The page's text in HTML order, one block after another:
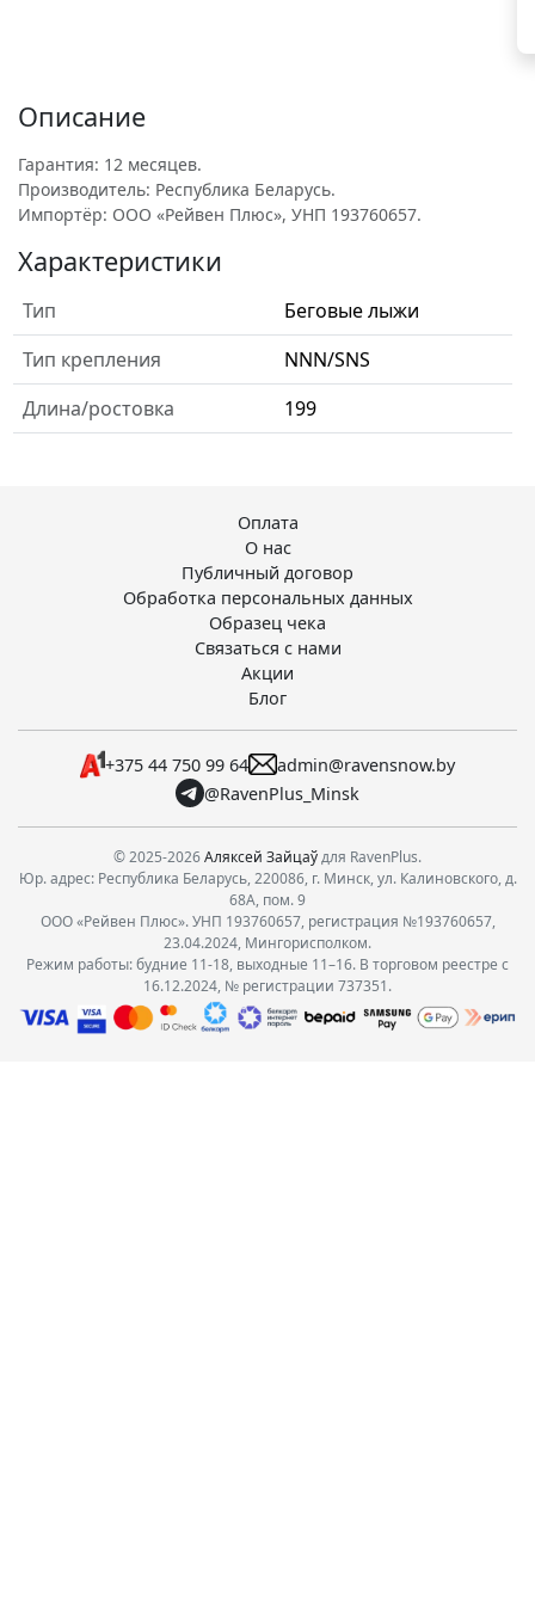
Описание
Гарантия: 12 месяцев.
Производитель: Республика Беларусь.
Импортёр: ООО «Рейвен Плюс», УНП 193760657.
Характеристики
Тип
Беговые лыжи
Тип крепления
NNN/SNS
Длина/ростовка
199
Оплата
О нас
Публичный договор
Обработка персональных данных
Образец чека
Связаться с нами
Акции
Блог
+375 44 750 99 64
admin@ravensnow.by
@RavenPlus_Minsk
© 2025-2026Аляксей Зайцаўдля RavenPlus.
Юр. адрес: Республика Беларусь, 220086, г. Минск, ул. Калиновского, д.
68А, пом. 9
ООО «Рейвен Плюс». УНП 193760657, регистрация №193760657,
23.04.2024, Мингорисполком.
Режим работы: будние 11-18, выходные 11–16. В торговом реестре с
16.12.2024, № регистрации 737351.